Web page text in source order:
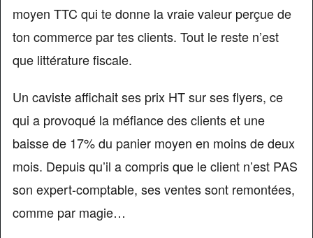
moyen TTC qui te donne la vraie valeur perçue de
ton commerce par tes clients. Tout le reste n’est
que littérature fiscale.
Un caviste affichait ses prix HT sur ses flyers, ce
qui a provoqué la méfiance des clients et une
baisse de 17% du panier moyen en moins de deux
mois. Depuis qu’il a compris que le client n’est PAS
son expert-comptable, ses ventes sont remontées,
comme par magie…